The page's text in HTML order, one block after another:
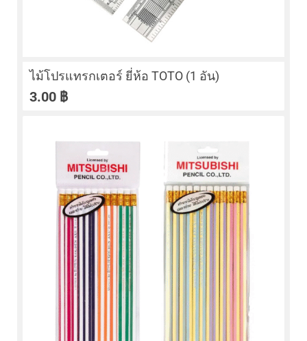
ไม้โปรแทรกเตอร์ ยี่ห้อ TOTO (1 อัน)
3.00 ฿